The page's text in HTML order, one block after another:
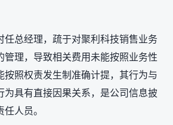
任总经理，疏于对聚利科技销售业务
管理，导致相关费用未能按照业务性
按照权责发生制准确计提，其行为与
为具有直接因果关系，是公司信息披
人员。